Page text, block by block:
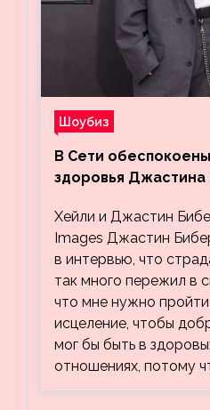
Шоубиз
В Сети
здоровья Джастина
Хейли
Хейли и Джастин
Images Джастин
в интервью, что
так много пережил в
что мне нужно пройти
исцеление, чтобы
мог бы быть в
отношениях, потому